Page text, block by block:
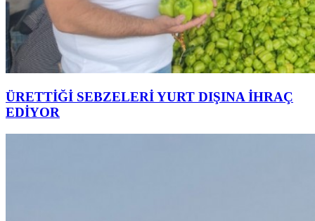
ÜRETTİĞİ SEBZELERİ YURT DIŞINA İHRAÇ
EDİYOR